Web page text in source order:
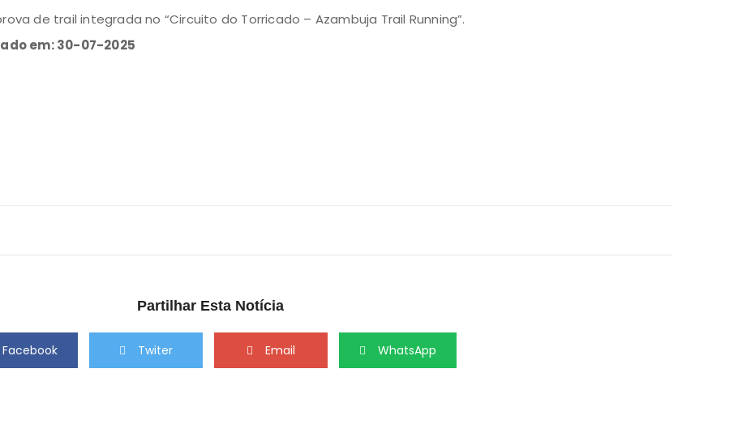
de trail integrada no “Circuito do Torricado – Azambuja Trail Running”.
em: 30-07-2025
Partilhar Esta Notícia
Facebook Twiter Email WhatsApp